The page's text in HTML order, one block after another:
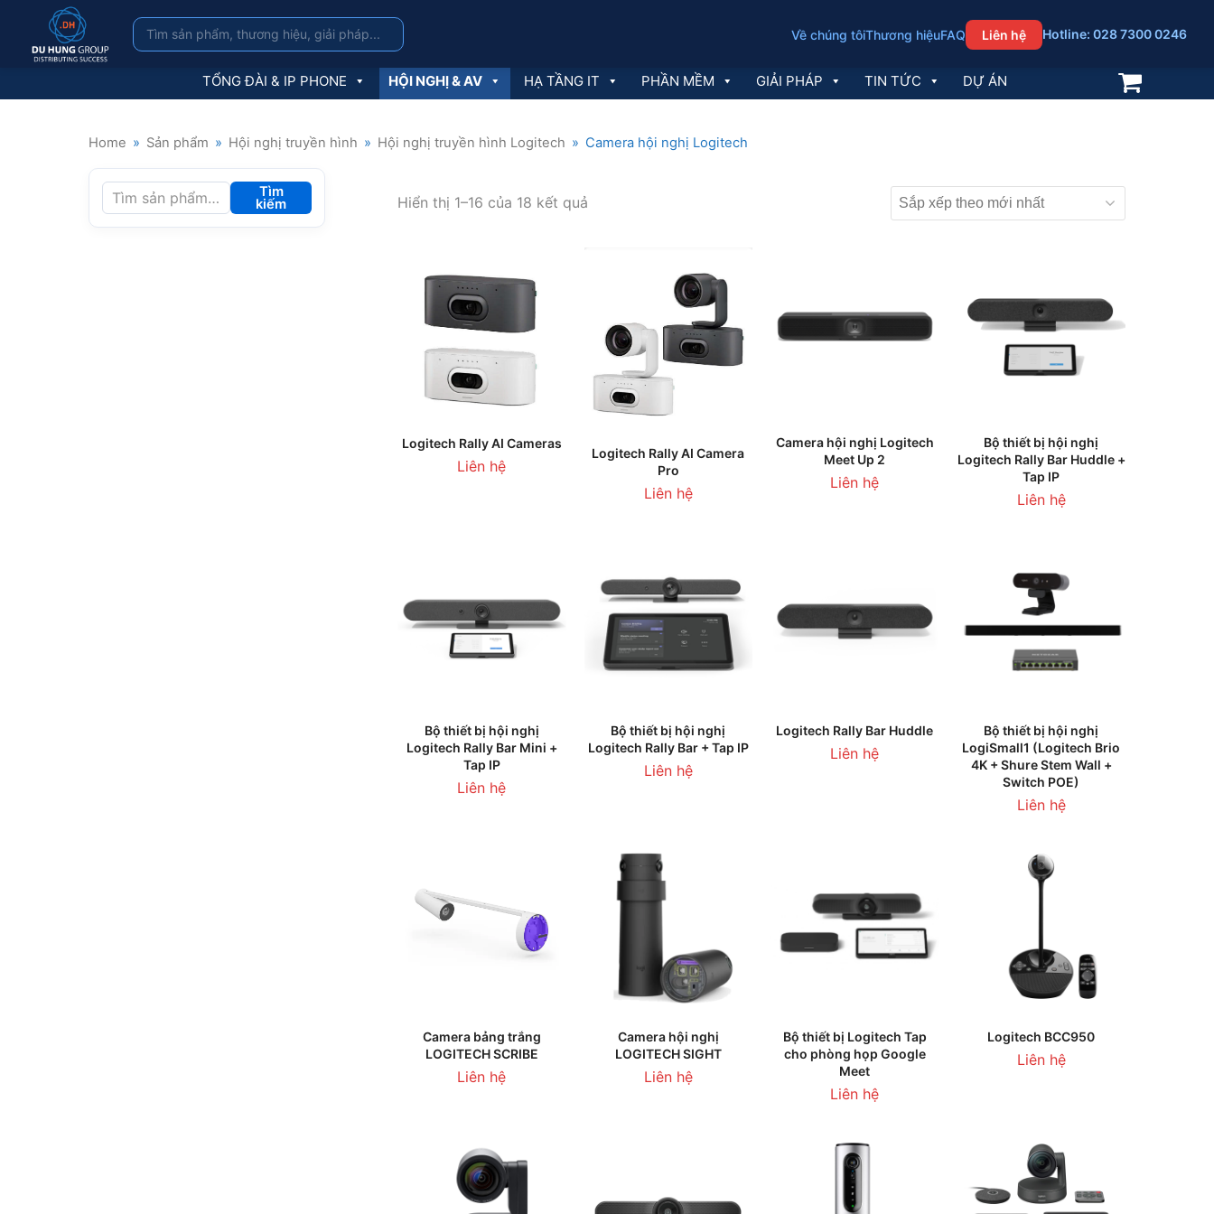
Về chúng tôiThương hiệuFAQ Liên hệ Hotline: 028 7300 0246
TỔNG ĐÀI & IP PHONE HỘI NGHỊ & AV HẠ TẦNG IT PHẦN MỀM GIẢI PHÁP TIN TỨC DỰ ÁN
Home » Sản phẩm » Hội nghị truyền hình » Hội nghị truyền hình Logitech » Camera hội nghị Logitech
Hiển thị 1–16 của 18 kết quả
mới
ĐỌC TIẾP
Logitech Rally AI Cameras
Liên hệ
ĐỌC TIẾP
Logitech Rally AI Camera
Pro
Liên hệ
THÊM VÀO GIỎ HÀNG
Camera hội nghị Logitech
Meet Up 2
Liên hệ
THÊM VÀO GIỎ HÀNG
Bộ thiết bị hội nghị
Logitech Rally Bar Huddle +
Tap IP
Liên hệ
THÊM VÀO GIỎ HÀNG
Bộ thiết bị hội nghị
Logitech Rally Bar Mini +
Tap IP
Liên hệ
THÊM VÀO GIỎ HÀNG
Bộ thiết bị hội nghị
Logitech Rally Bar + Tap IP
Liên hệ
THÊM VÀO GIỎ HÀNG
Logitech Rally Bar Huddle
Liên hệ
THÊM VÀO GIỎ HÀNG
Bộ thiết bị hội nghị
LogiSmall1 (Logitech Brio
4K + Shure Stem Wall +
Switch POE)
Liên hệ
THÊM VÀO GIỎ HÀNG
Camera bảng trắng
LOGITECH SCRIBE
Liên hệ
THÊM VÀO GIỎ HÀNG
Camera hội nghị
LOGITECH SIGHT
Liên hệ
THÊM VÀO GIỎ HÀNG
Bộ thiết bị Logitech Tap
cho phòng họp Google
Meet
Liên hệ
LIÊN HỆ BÁO GIÁ
Logitech BCC950
Liên hệ
Tìm
kiếm